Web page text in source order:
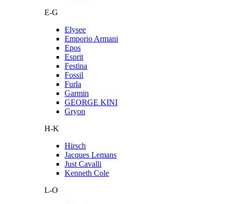
E-G
Elysee
Emporio Armani
Epos
Esprit
Festina
Fossil
Furla
Garmin
GEORGE KINI
Gryon
H-K
Hirsch
Jacques Lemans
Just Cavalli
Kenneth Cole
L-O